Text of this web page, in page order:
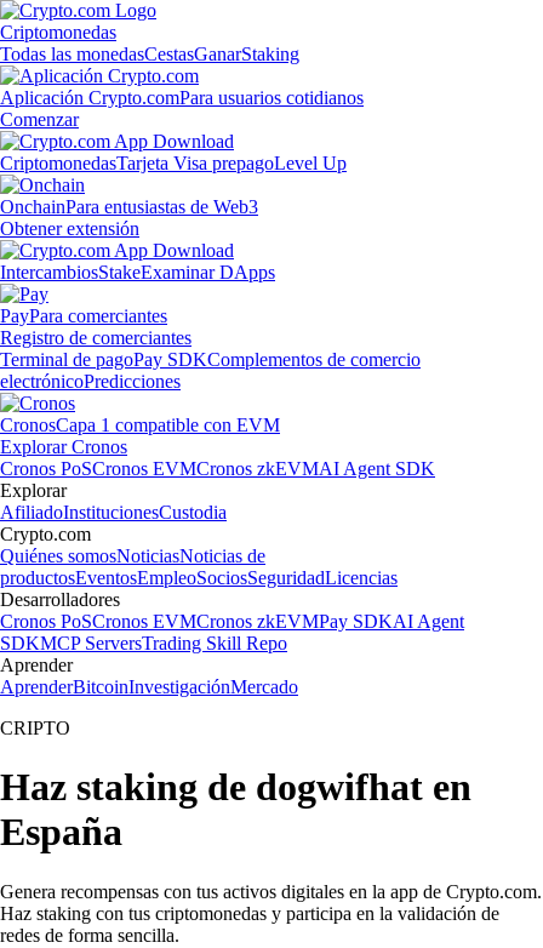
Criptomonedas
Todas las monedasCestasGanarStaking
Aplicación Crypto.comPara usuarios cotidianos
Comenzar
CriptomonedasTarjeta Visa prepagoLevel Up
OnchainPara entusiastas de Web3
Obtener extensión
IntercambiosStakeExaminar DApps
PayPara comerciantes
Registro de comerciantes
Terminal de pagoPay SDKComplementos de comercio
electrónicoPredicciones
CronosCapa 1 compatible con EVM
Explorar Cronos
Cronos PoSCronos EVMCronos zkEVMAI Agent SDK
Explorar
AfiliadoInstitucionesCustodia
Crypto.com
Quiénes somosNoticiasNoticias de
productosEventosEmpleoSociosSeguridadLicencias
Desarrolladores
Cronos PoSCronos EVMCronos zkEVMPay SDKAI Agent
SDKMCP ServersTrading Skill Repo
Aprender
AprenderBitcoinInvestigaciónMercado
CRIPTO
Haz staking de dogwifhat en
España
Genera recompensas con tus activos digitales en la app de Crypto.com.
Haz staking con tus criptomonedas y participa en la validación de
redes de forma sencilla.